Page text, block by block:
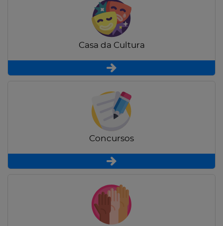
Casa da Cultura
Concursos